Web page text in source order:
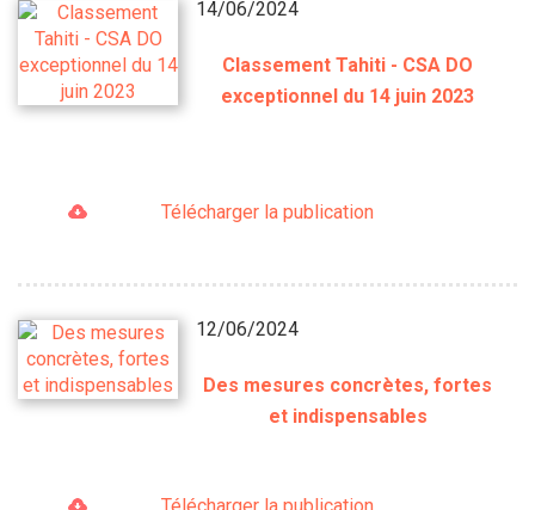
14/06/2024
Classement Tahiti - CSA DO
exceptionnel du 14 juin 2023
Télécharger la publication
12/06/2024
Des mesures concrètes, fortes
et indispensables